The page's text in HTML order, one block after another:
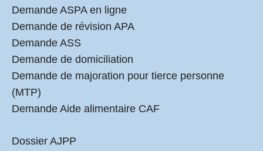
Demande ASPA en ligne
Demande de révision APA
Demande ASS
Demande de domiciliation
Demande de majoration pour tierce personne
(MTP)
Demande Aide alimentaire CAF
Dossier AJPP